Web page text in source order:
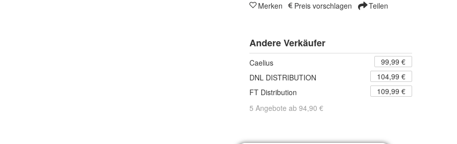
Merken Preis vorschlagen Teilen
Andere Verkäufer
Caelius
99,99 €
DNL DISTRIBUTION
104,99 €
FT Distribution
109,99 €
5 Angebote ab 94,90 €